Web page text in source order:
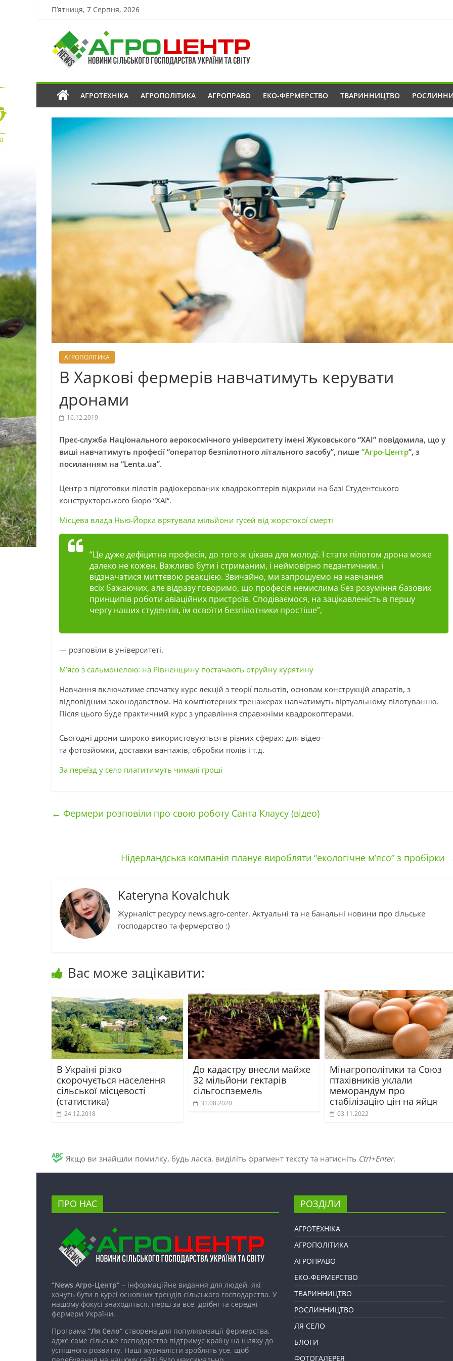
П’ятниця, 7 Серпня, 2026
АГРОТЕХНІКА АГРОПОЛІТИКА АГРОПРАВО ЕКО-ФЕРМЕРСТВО ТВАРИННИЦТВО
АГРОПОЛІТИКА
В Харкові фермерів навчатимуть керувати
дронами
16.12.2019
Прес-служба Національного аерокосмічного університету імені Жуковського “ХАІ” повідомила, що у
виші навчатимуть професії “оператор безпілотного літального засобу”, пише “Агро-Центр“, з
посиланням на “Lenta.ua”.
Центр з підготовки пілотів радіокерованих квадрокоптерів відкрили на базі Студентського
конструкторського бюро “ХАІ“.
Місцева влада Нью-Йорка врятувала мільйони гусей від жорстокої смерті
“Це дуже дефіцитна професія, до того ж цікава для молоді. І стати пілотом дрона може
далеко не кожен. Важливо бути і стриманим, і неймовірно педантичним, і
відзначатися миттєвою реакцією. Звичайно, ми запрошуємо на навчання
всіх бажаючих, але відразу говоримо, що професія немислима без розуміння базових
принципів роботи авіаційних пристроїв. Сподіваємося, на зацікавленість в першу
чергу наших студентів, їм освоїти безпілотники простіше”,
— розповіли в університеті.
М’ясо з сальмонелою: на Рівненщину постачають отруйну курятину
Навчання включатиме спочатку курс лекцій з теорії польотів, основам конструкцій апаратів, з
відповідним законодавством. На комп’ютерних тренажерах навчатимуть віртуальному пілотуванню.
Після цього буде практичний курс з управління справжніми квадрокоптерами.
Сьогодні дрони широко використовуються в різних сферах: для відео-
та фотозйомки, доставки вантажів, обробки полів і т.д.
За переїзд у село платитимуть чималі гроші
← Фермери розповіли про свою роботу Санта Клаусу (відео)
Нідерландська компанія планує виробляти “екологічне м’ясо” з пробірки
Kateryna Kovalchuk
Журналіст ресурсу news.agro-center. Актуальні та не банальні новини про сільське
господарство та фермерство :)
Вас може зацікавити:
В Україні різко
скорочується населення
сільської місцевості
(статистика)
24.12.2018
До кадастру внесли майже
32 мільйони гектарів
сільгоспземель
31.08.2020
Мінагрополітики та Союз
птахівників уклали
меморандум про
стабілізацію цін на яйця
03.11.2022
Якщо ви знайшли помилку, будь ласка, виділіть фрагмент тексту та натисніть Ctrl+Enter.
ПРО НАС
“News Агро-Центр” – інформаційне видання для людей, які
хочуть бути в курсі основних трендів сільського господарства. У
нашому фокусі знаходяться, перш за все, дрібні та середні
фермери України.
Програма “Ля Село” створена для популяризації фермерства,
адже саме сільське господарство підтримує країну на шляху до
успішного розвитку. Наші журналісти зроблять усе, щоб
РОЗДІЛИ
АГРОТЕХНІКА
АГРОПОЛІТИКА
АГРОПРАВО
ЕКО-ФЕРМЕРСТВО
ТВАРИННИЦТВО
РОСЛИННИЦТВО
ЛЯ СЕЛО
БЛОГИ
ФОТОГАЛЕРЕЯ